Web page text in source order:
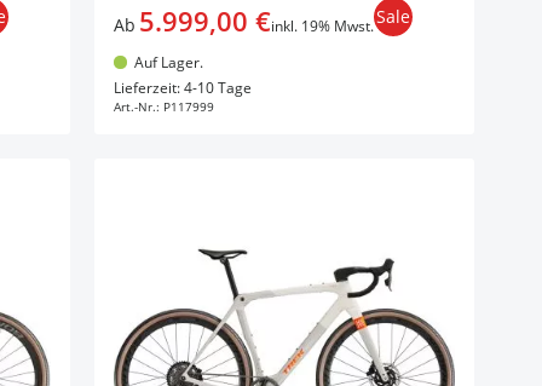
Ab 5.999,00 €inkl. 19% Mwst.Sale
Auf Lager.
Lieferzeit: 4-10 Tage
Art.-Nr.: P117999
In den Warenkorb